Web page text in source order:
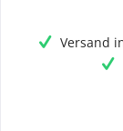
Versand